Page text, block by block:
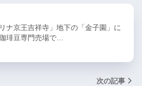
リナ京王吉祥寺」地下の「金子園」に
琲豆専門売場で…
次の記事